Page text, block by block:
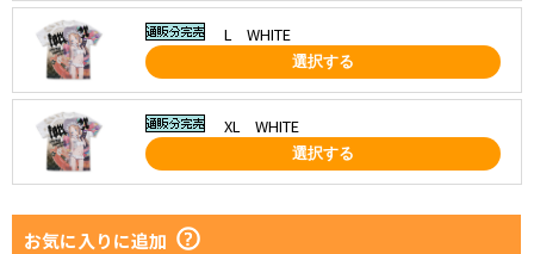
L WHITE
選択する
XL WHITE
選択する
お気に入りに追加